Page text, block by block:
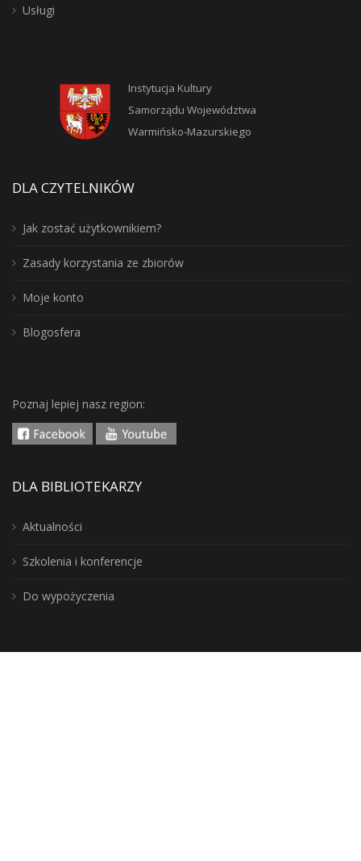
Usługi
Instytucja Kultury
Samorządu Województwa
Warmińsko-Mazurskiego
DLA CZYTELNIKÓW
Jak zostać użytkownikiem?
Zasady korzystania ze zbiorów
Moje konto
Blogosfera
Poznaj lepiej nasz region:
DLA BIBLIOTEKARZY
Aktualności
Szkolenia i konferencje
Do wypożyczenia